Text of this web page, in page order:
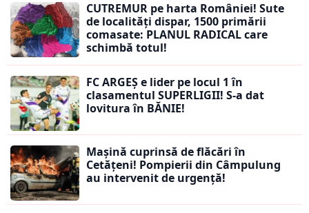
CUTREMUR pe harta României! Sute
de localități dispar, 1500 primării
comasate: PLANUL RADICAL care
schimbă totul!
FC ARGEȘ e lider pe locul 1 în
clasamentul SUPERLIGII! S-a dat
lovitura în BĂNIE!
Mașină cuprinsă de flăcări în
Cetățeni! Pompierii din Câmpulung
au intervenit de urgență!